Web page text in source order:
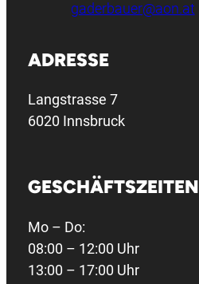
gaderbauer@aon.at
ADRESSE
Langstrasse 7
6020 Innsbruck
GESCHÄFTSZEITEN
Mo – Do:
08:00 – 12:00 Uhr
13:00 – 17:00 Uhr